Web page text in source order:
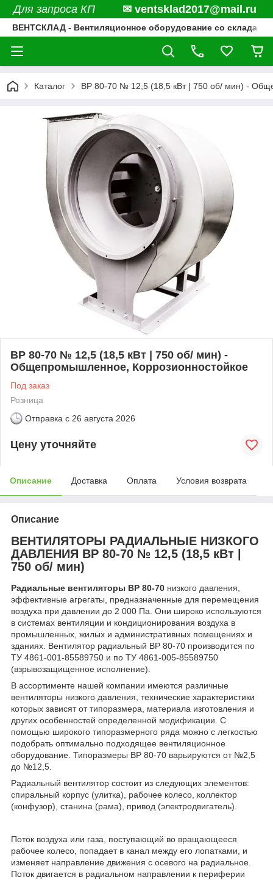
Для запроса КП ✉ ventsklad2017@mail.ru
ВЕНТСКЛАД - Вентиляционное оборудование со склада
Каталог ВР 80-70 № 12,5 (18,5 кВт | 750 об/ мин) -
ВР 80-70 № 12,5 (18,5 кВт | 750 об/ мин) -
Общепромышленное, Коррозионностойкое
Под заказ
Розница
Отправка с 26 августа 2026
Цену уточняйте
Описание Доставка Оплата Условия возврата
Описание
ВЕНТИЛЯТОРЫ РАДИАЛЬНЫЕ НИЗКОГО
ДАВЛЕНИЯ ВР 80-70 № 12,5 (18,5 кВт |
750 об/ мин)
Радиальные вентиляторы ВР 80-70 низкого давления,
эффективные агрегаты, предназначенные для перемещения
воздуха при давлении до 2 000 Па. Они широко используются
в системах вентиляции и кондиционирования воздуха в
промышленных, жилых и административных помещениях и
зданиях. Вентилятор радиальный ВР 80-70 производится по
ТУ 4861-001-85589750 и по ТУ 4861-005-85589750
(взрывозащищенное исполнение).
В ассортименте нашей компании имеются различные
вентиляторы низкого давления, технические характеристики
которых зависят от типоразмера, материала изготовления и
других особенностей определенной модификации. С
помощью широкого типоразмерного ряда можно с легкостью
подобрать оптимально подходящее вентиляционное
оборудование. Типоразмеры ВР 80-70 варьируются от №2,5
до №12,5.
Радиальный вентилятор состоит из следующих элементов:
спиральный корпус (улитка), рабочее колесо, коллектор
(конфузор), станина (рама), привод (электродвигатель).
Поток воздуха или газа, поступающий во вращающееся
рабочее колесо, попадает в канал между его лопатками, и
изменяет направление движения с осевого на радиальное.
Поток двигается в радиальном направлении к периферии